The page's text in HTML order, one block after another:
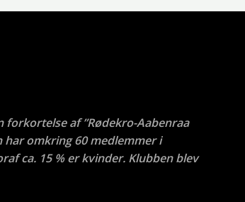
forkortelse af ”Rødekro-Aabenraa
har omkring 60 medlemmer i
ca. 15 % er kvinder. Klubben blev